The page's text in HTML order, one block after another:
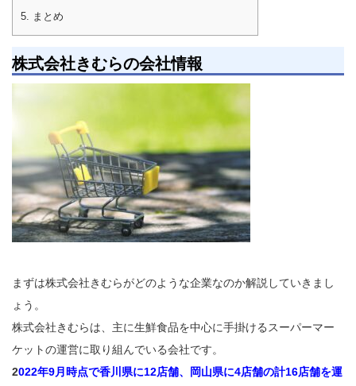
5.
まとめ
株式会社きむらの会社情報
まずは株式会社きむらがどのような企業なのか解説していきまし
ょう。
株式会社きむらは、主に生鮮食品を中心に手掛けるスーパーマー
ケットの運営に取り組んでいる会社です。
2022年9月時点で香川県に12店舗、岡山県に4店舗の計16店舗を運